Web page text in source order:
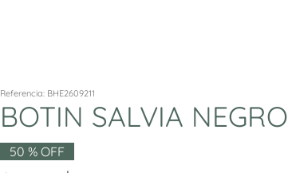
Referencia: BHE2609211
BOTIN SALVIA NEGRO
50 % OFF